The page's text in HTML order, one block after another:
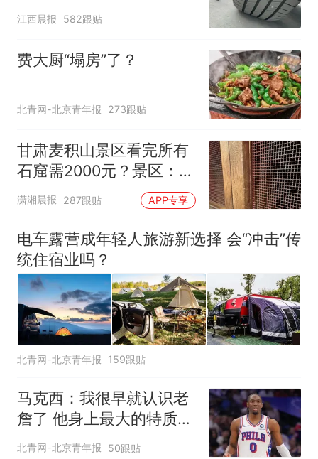
修理店铺换胎价格高达千
江西晨报 582跟贴
费大厨“塌房”了？
北青网-北京青年报 273跟贴
甘肃麦积山景区看完所有
石窟需2000元？景区：部
分石窟受特别保护，游客
潇湘晨报 287跟贴 APP专享
电车露营成年轻人旅游新选择 会“冲击”传
统住宿业吗？
北青网-北京青年报 159跟贴
马克西：我很早就认识老
詹了 他身上最大的特质就
是谦逊
北青网-北京青年报 50跟贴